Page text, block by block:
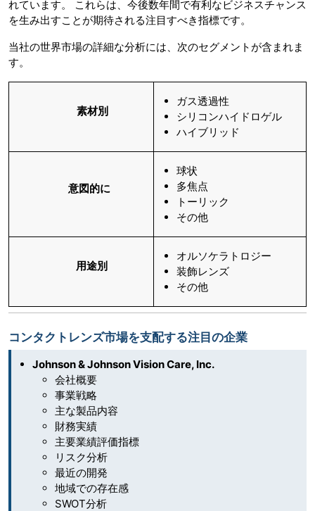
れています。 これらは、今後数年間で有利なビジネスチャンス
を生み出すことが期待される注目すべき指標です。
当社の世界市場の詳細な分析には、次のセグメントが含まれま
す。
素材別
ガス透過性
シリコンハイドロゲル
ハイブリッド
意図的に
球状
多焦点
トーリック
その他
用途別
オルソケラトロジー
装飾レンズ
その他
コンタクトレンズ市場を支配する注目の企業
Johnson & Johnson Vision Care, Inc.
会社概要
事業戦略
主な製品内容
財務実績
主要業績評価指標
リスク分析
最近の開発
地域での存在感
SWOT分析